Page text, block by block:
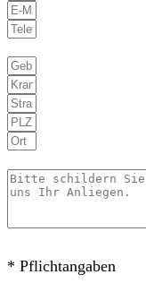
* Pflichtangaben